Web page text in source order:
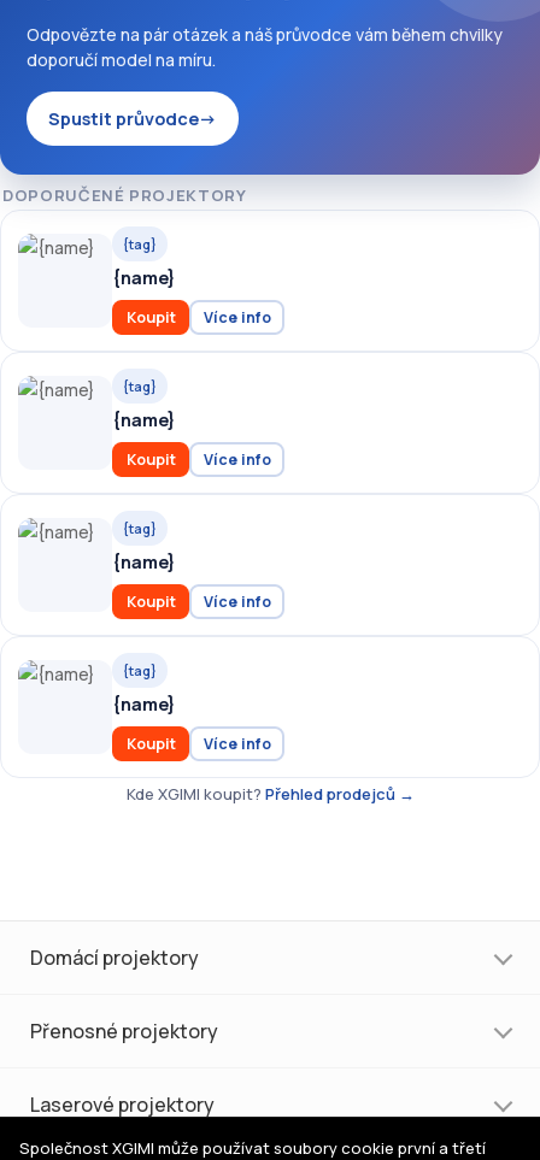
Odpovězte na pár otázek a náš průvodce vám během chvilky
doporučí model na míru.
Spustit průvodce→
DOPORUČENÉ PROJEKTORY
{tag}
{name}
Koupit Více info
{tag}
{name}
Koupit Více info
{tag}
{name}
Koupit Více info
{tag}
{name}
Koupit Více info
Kde XGIMI koupit? Přehled prodejců →
Domácí projektory
Přenosné projektory
Laserové projektory
Společnost XGIMI může používat soubory cookie první a třetí